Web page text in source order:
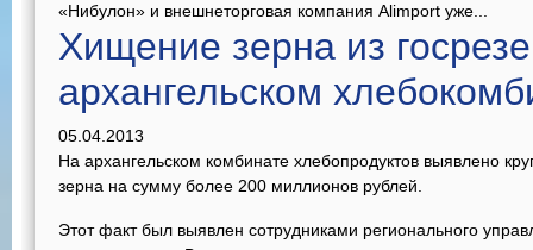
«Нибулон» и внешнеторговая компания Alimport уже...
Хищение зерна из
архангельском
05.04.2013
На архангельском комбинате хлебопродуктов выявлено
зерна на сумму более 200 миллионов рублей.
Этот факт был выявлен сотрудниками регионального